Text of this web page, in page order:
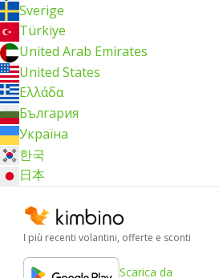
Sverige
Türkiye
United Arab Emirates
United States
Ελλάδα
България
Україна
한국
日本
I più recenti volantini, offerte e sconti
Scarica da